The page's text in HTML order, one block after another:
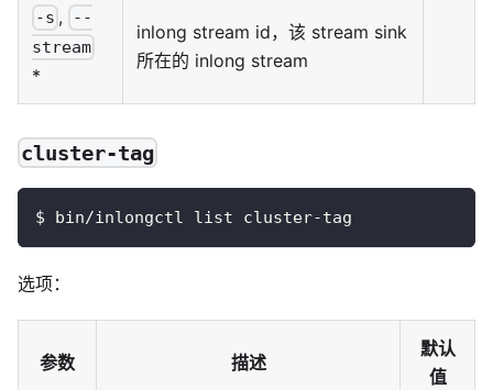
-s ,
--
stream
*
inlong stream id，该 stream sink
所在的 inlong stream
cluster-tag
$ bin/inlongctl list cluster-tag
选项：
参数 描述
默认
值